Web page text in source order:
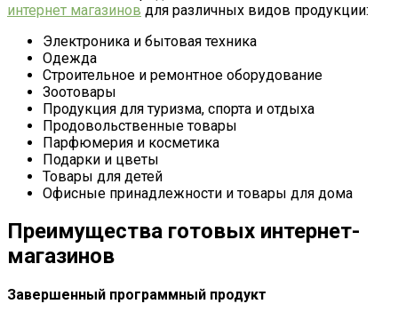
интернет магазинов для различных видов продукции:
Электроника и бытовая техника
Одежда
Строительное и ремонтное оборудование
Зоотовары
Продукция для туризма, спорта и отдыха
Продовольственные товары
Парфюмерия и косметика
Подарки и цветы
Товары для детей
Офисные принадлежности и товары для дома
Преимущества готовых интернет-
магазинов
Завершенный программный продукт